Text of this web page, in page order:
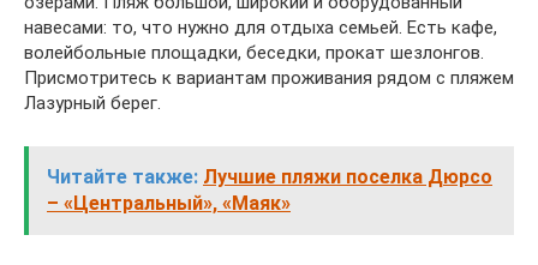
навесами: то, что нужно для отдыха семьей. Есть кафе,
волейбольные площадки, беседки, прокат шезлонгов.
Присмотритесь к вариантам проживания рядом с пляжем
Лазурный берег.
Читайте также: Лучшие пляжи поселка Дюрсо
– «Центральный», «Маяк»